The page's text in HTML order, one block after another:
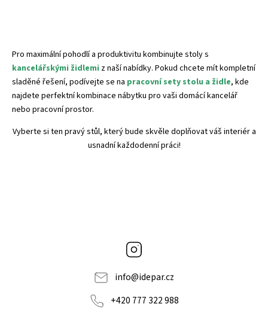
Pro maximální pohodlí a produktivitu kombinujte stoly s
kancelářskými židlemi z naší nabídky. Pokud chcete mít kompletní
sladěné řešení, podívejte se na pracovní sety stolu a židle, kde
najdete perfektní kombinace nábytku pro vaši domácí kancelář
nebo pracovní prostor.
Vyberte si ten pravý stůl, který bude skvěle doplňovat váš interiér a
usnadní každodenní práci!
info@idepar.cz
+420 777 322 988